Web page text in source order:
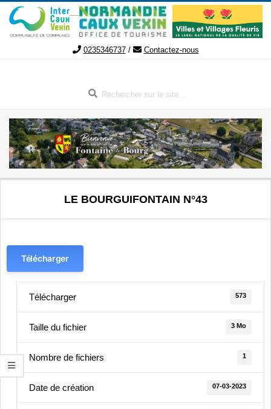
Aller
contenu
0235346737/ Contactez-nous
FONTAINE-
LE-
BOURG
LE BOURGUIFONTAIN N°43
Télécharger
Télécharger 573
Taille du fichier 3 Mo
Nombre de fichiers 1
Date de création 07-03-2023